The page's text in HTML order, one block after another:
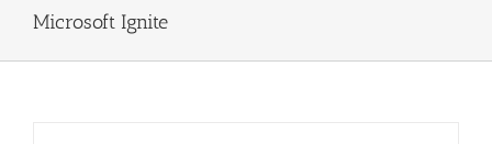
Microsoft Ignite